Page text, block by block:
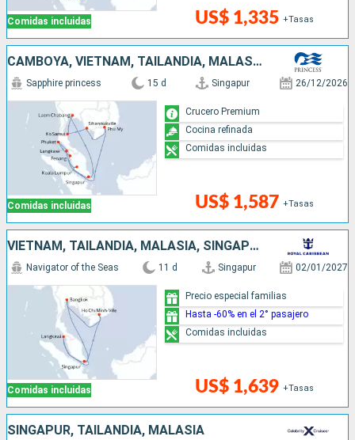
Comidas incluidas US$ 1,335 +Tasas
CAMBOYA, VIETNAM, TAILANDIA, MALASIA, SINGAPUR
Comidas incluidas
Sapphire princess 15 d Singapur 26/12/2026
US$ 1,587 +Tasas
Crucero Premium
Cocina refinada
Comidas incluidas
VIETNAM, TAILANDIA, MALASIA, SINGAPUR
Comidas incluidas
Navigator of the Seas 11 d Singapur 02/01/2027
US$ 1,639 +Tasas
Precio especial familias
Hasta -60% en el 2° pasajero
Comidas incluidas
SINGAPUR, TAILANDIA, MALASIA